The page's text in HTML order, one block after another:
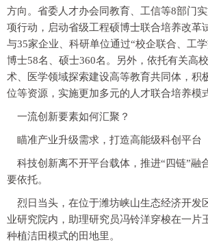
方向。省委人才办会同教育、工信等8部门
项行动，启动省级工程硕博士联合培养改革
与35家企业、科研单位通过“校企联合、工
博士58名、硕士360名。另外，依托有关高
术、医学领域探索建设高等教育共同体，积
位等资源，实施更加多元的人才联合培养模
一流创新要素如何汇聚？
瞄准产业升级需求，打造高能级科创平台
科技创新离不开平台载体，推进“四链”融
要依托。
烈日当头，在位于潍坊峡山生态经济开发
业研究院内，助理研究员冯铃洋穿梭在一片
种植洁田模式的田地里。